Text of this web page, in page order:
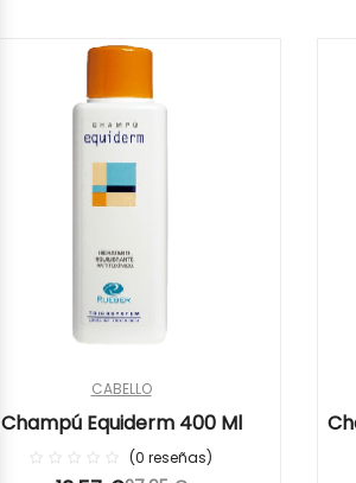
CABELLO
Champú Equiderm 400 Ml
0 reseñas